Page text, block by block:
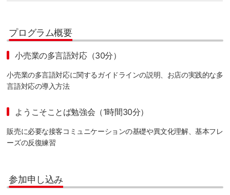
プログラム概要
小売業の多言語対応（30分）
小売業の多言語対応に関するガイドラインの説明、お店の実践的な多
言語対応の導入方法
ようこそことば勉強会（1時間30分）
販売に必要な接客コミュニケーションの基礎や異文化理解、基本フレ
ーズの反復練習
参加申し込み